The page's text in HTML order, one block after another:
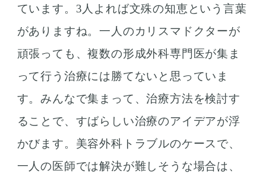
ています。3人よれば文殊の知恵という言葉
がありますね。一人のカリスマドクターが
頑張っても、複数の形成外科専門医が集ま
って行う治療には勝てないと思っていま
す。みんなで集まって、治療方法を検討す
ることで、すばらしい治療のアイデアが浮
かびます。美容外科トラブルのケースで、
一人の医師では解決が難しそうな場合は、